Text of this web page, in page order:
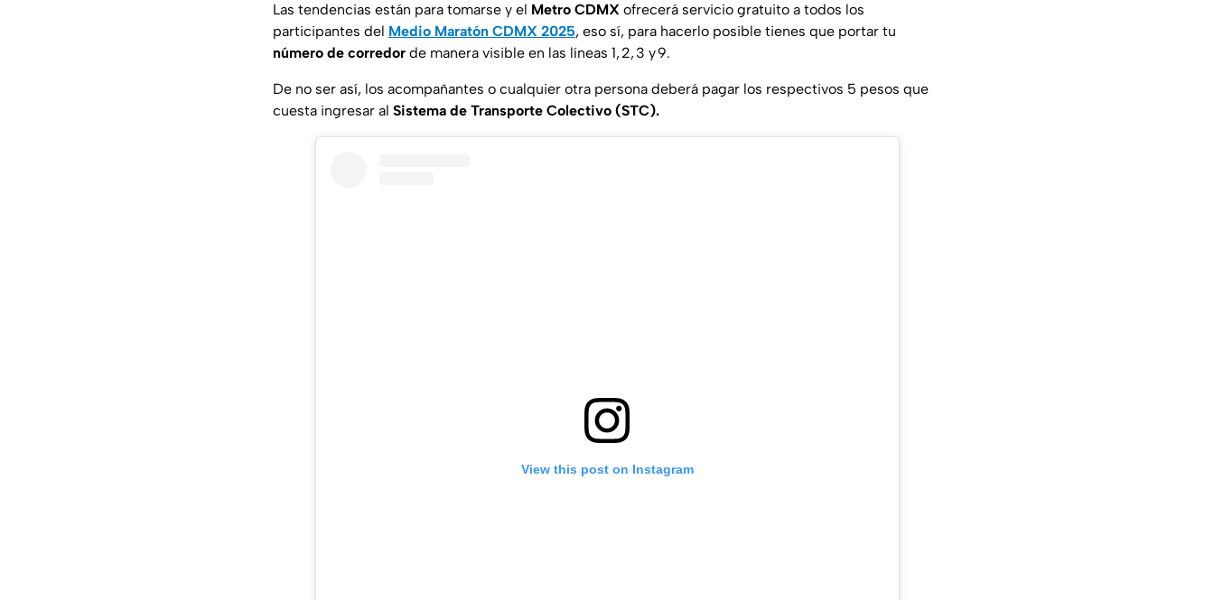
Las tendencias están para tomarse y el Metro CDMX ofrecerá servicio gratuito a todos los
participantes del Medio Maratón CDMX 2025, eso sí, para hacerlo posible tienes que portar tu
número de corredor de manera visible en las líneas 1, 2, 3 y 9.
De no ser así, los acompañantes o cualquier otra persona deberá pagar los respectivos 5 pesos que
cuesta ingresar al Sistema de Transporte Colectivo (STC).
View this post on Instagram